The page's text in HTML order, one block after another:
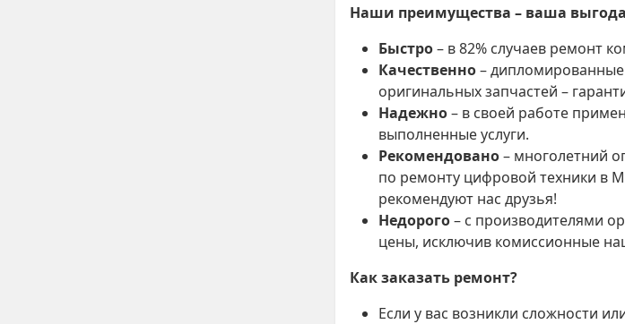
Наши преимущества – ваша выгода
Быстро– в 82% случаев ремонт
Качественно–
оригинальных запчастей –
Надежно– в своей работе
выполненные услуги.
Рекомендовано– многолетний
по ремонту цифровой техники в
рекомендуют нас друзья!
Недорого– с производителями
цены, исключив комиссионные
Как заказать ремонт?
Если у вас возникли сложности